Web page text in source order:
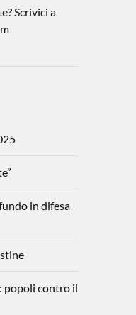
Scrivici a
in difesa
popoli contro il